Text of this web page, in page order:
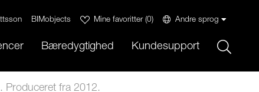
BIMobjects Mine favoritter(0) Andre sprog
Bæredygtighed Kundesupport
Produceret fra 2012.